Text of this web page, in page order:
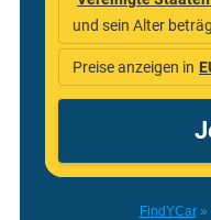
FindYCar »